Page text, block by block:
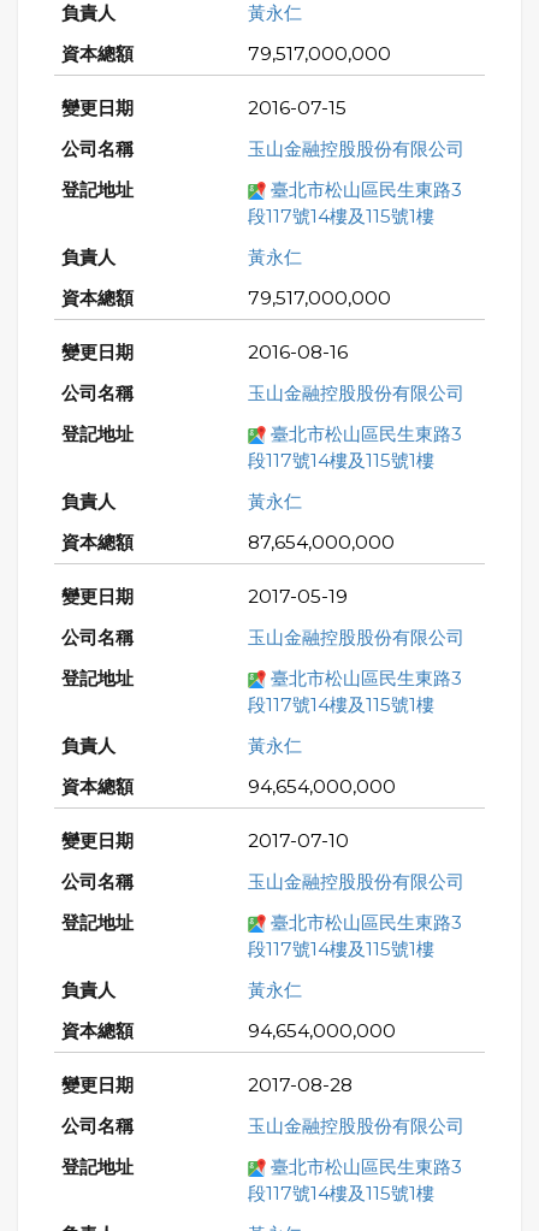
黃永仁
79,517,000,000
2016-07-15
玉山金融控股股份有限公司
臺北市松山區民生東路3
段117號14樓及115號1樓
黃永仁
79,517,000,000
2016-08-16
玉山金融控股股份有限公司
臺北市松山區民生東路3
段117號14樓及115號1樓
黃永仁
87,654,000,000
2017-05-19
玉山金融控股股份有限公司
臺北市松山區民生東路3
段117號14樓及115號1樓
黃永仁
94,654,000,000
2017-07-10
玉山金融控股股份有限公司
臺北市松山區民生東路3
段117號14樓及115號1樓
黃永仁
94,654,000,000
2017-08-28
玉山金融控股股份有限公司
臺北市松山區民生東路3
段117號14樓及115號1樓